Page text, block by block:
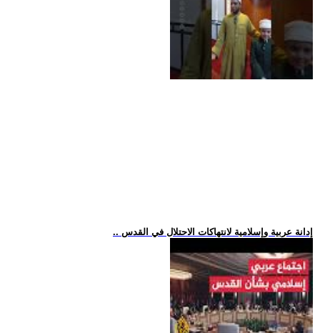
.. إدانة عربية وإسلامية لانتهاكات الاحتلال في القدس